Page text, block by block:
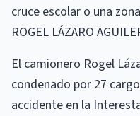
cruce escolar o una
ROGEL LÁZARO
El camionero Rogel
condenado por 27
accidente en la